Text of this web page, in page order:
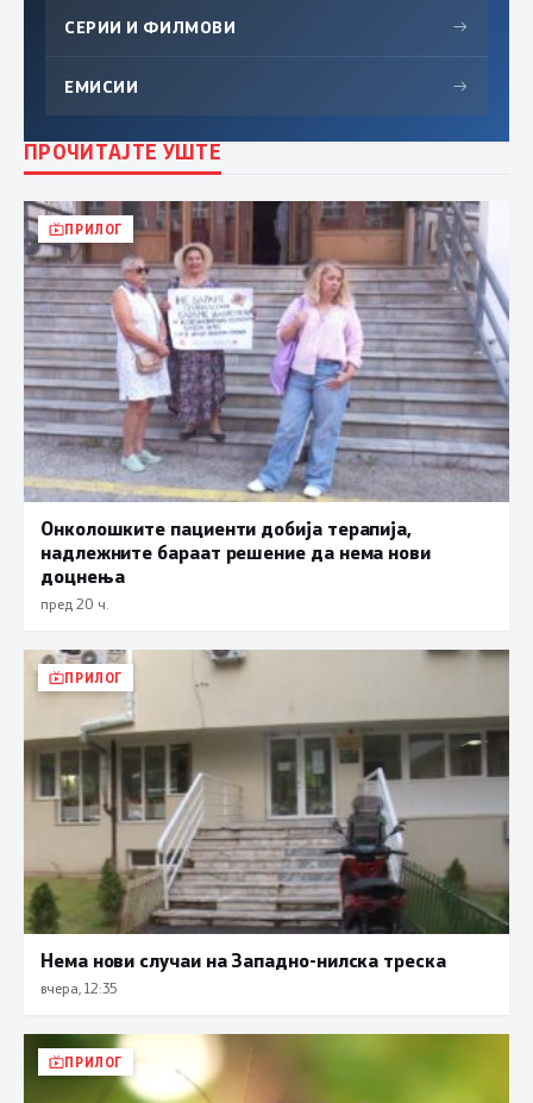
СЕРИИ И ФИЛМОВИ →
ЕМИСИИ →
ПРОЧИТАЈТЕ УШТЕ
ПРИЛОГ
Онколошките пациенти добија терапија,
надлежните бараат решение да нема нови
доцнења
пред 20 ч.
ПРИЛОГ
Нема нови случаи на Западно-нилска треска
вчера, 12:35
ПРИЛОГ